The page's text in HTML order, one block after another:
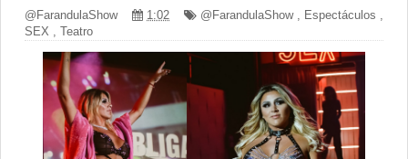
@FarandulaShow 1:02 @FarandulaShow, Espectáculos
SEX
Teatro